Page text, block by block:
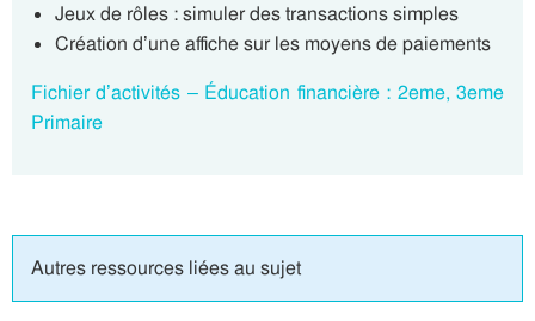
Jeux de rôles : simuler des transactions simples
Création d’une affiche sur les moyens de paiements
Fichier d’activités – Éducation financière : 2eme, 3eme
Primaire
Autres ressources liées au sujet